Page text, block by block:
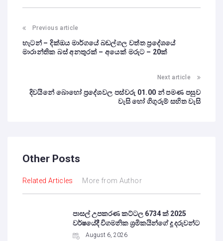
Previous article
හැටන් – දික්ඔය මාර්ගයේ බඩල්ගල වත්ත ප්‍රදේශයේ
මාරාන්තික බස් අනතුරක් – අයෙක් මරුට – 20ක්
Next article
දිවයිනේ බොහෝ ප්‍රදේශවල පස්වරු 01.00 න් පමණ පසුව
වැසි හෝ ගිගුරුම් සහිත වැසි
Other Posts
Related Articles More from Author
පාසල් උපකරණ කට්ටල 6734 ක් 2025
වර්ෂයේදී විගමනික ශ්‍රමිකයින්ගේ දූ දරුවන්ට
August 6, 2026